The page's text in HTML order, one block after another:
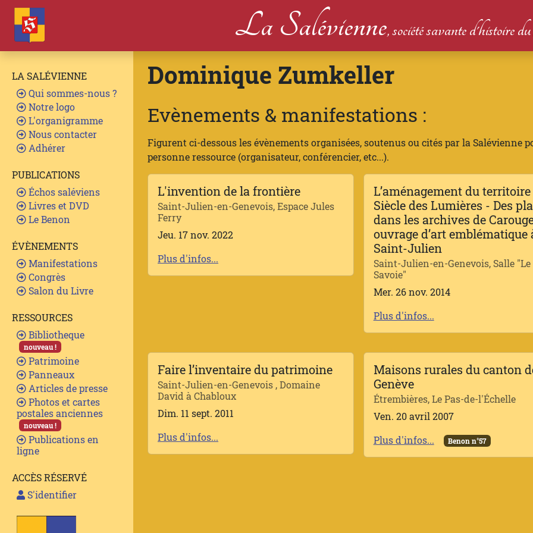
La Salévienne, société savante d'histoire
LA SALÉVIENNE
Qui sommes-nous ?
Notre logo
L'organigramme
Nous contacter
Adhérer
PUBLICATIONS
Échos saléviens
Livres et DVD
Le Benon
ÉVÈNEMENTS
Manifestations
Congrès
Salon du Livre
RESSOURCES
Bibliotheque
nouveau !
Patrimoine
Panneaux
Articles de presse
Photos et cartes
postales anciennes
nouveau !
Publications en
ligne
ACCÈS RÉSERVÉ
S'identifier
Dominique Zumkeller
Evènements & manifestations :
Figurent ci-dessous les évènements organisées, soutenus ou cités par la Salévienne
personne ressource (organisateur, conférencier, etc...).
L'invention de la frontière
Saint-Julien-en-Genevois, Espace Jules
Ferry
Jeu. 17 nov. 2022
Plus d'infos...
L’aménagement du
Siècle des Lumières - Des
dans les archives de
ouvrage d’art emblématique
Saint-Julien
Saint-Julien-en-Genevois, Salle "Le
Savoie"
Mer. 26 nov. 2014
Plus d'infos...
Faire l’inventaire du patrimoine
Saint-Julien-en-Genevois , Domaine
David à Chabloux
Dim. 11 sept. 2011
Plus d'infos...
Maisons rurales du canton
Genève
Étrembières, Le Pas-de-l'Échelle
Ven. 20 avril 2007
Plus d'infos...
Benon n°57